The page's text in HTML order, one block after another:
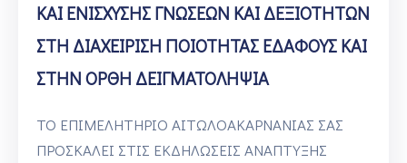
ΚΑΙ ΕΝΙΣΧΥΣΗΣ ΓΝΩΣΕΩΝ ΚΑΙ ΔΕΞΙΟΤΗΤΩΝ
ΣΤΗ ΔΙΑΧΕΙΡΙΣΗ ΠΟΙΟΤΗΤΑΣ ΕΔΑΦΟΥΣ ΚΑΙ
ΣΤΗΝ ΟΡΘΗ ΔΕΙΓΜΑΤΟΛΗΨΙΑ
ΤΟ ΕΠΙΜΕΛΗΤΗΡΙΟ ΑΙΤΩΛΟΑΚΑΡΝΑΝΙΑΣ ΣΑΣ
ΠΡΟΣΚΑΛΕΙ ΣΤΙΣ ΕΚΔΗΛΩΣΕΙΣ ΑΝΑΠΤΥΞΗΣ